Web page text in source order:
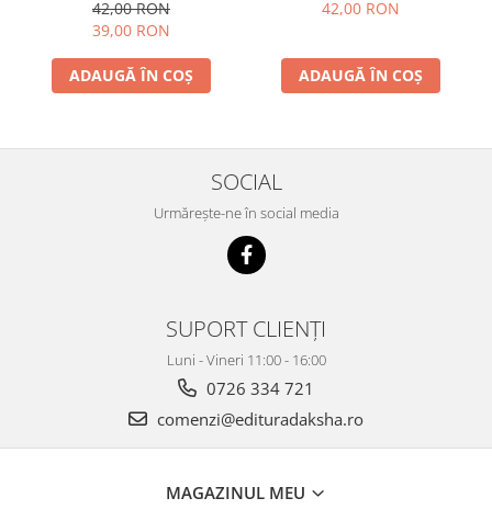
42,00 RON
39,00 RON
ADAUGĂ ÎN COȘ
42,00 RON
ADAUGĂ ÎN COȘ
SOCIAL
Urmărește-ne în social media
SUPORT CLIENȚI
Luni - Vineri 11:00 - 16:00
0726 334 721
comenzi@edituradaksha.ro
MAGAZINUL MEU